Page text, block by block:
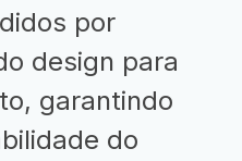
por
design para
garantindo
do